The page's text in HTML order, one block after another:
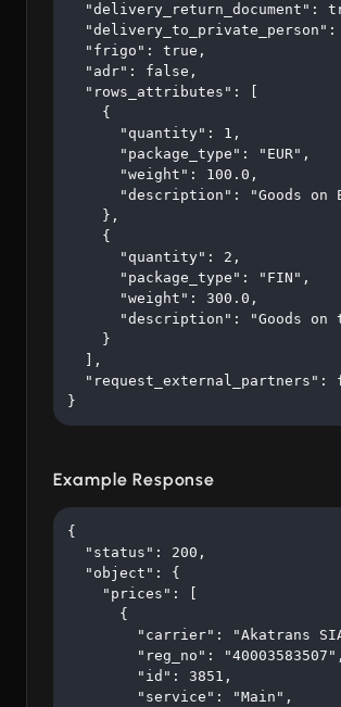
"delivery_return_document":
"delivery_to_private_person":
  "frigo": true,
  "adr": false,
  "rows_attributes": [
    {
      "quantity": 1,
      "package_type": "EUR",
      "weight": 100.0,
"description": "Goods on
    },
    {
      "quantity": 2,
      "package_type": "FIN",
      "weight": 300.0,
"description": "Goods on
    }
  ],
"request_external_partners":
}
Example Response
{
  "status": 200,
  "object": {
    "prices": [
      {
"carrier": "Akatrans
        "reg_no": "40003583507",
        "id": 3851,
        "service": "Main",